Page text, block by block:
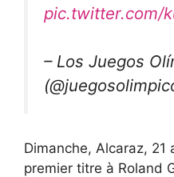
pic.twitter.com/
– Los Juegos
Dimanche, Alcaraz, 21
premier titre à Roland